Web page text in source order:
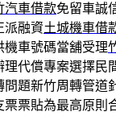
汽車借款免留車誠
派融資土城機車借
機車號碼當舖受理
理代償專案選擇民
題新竹周轉管道
票票貼為最高原則